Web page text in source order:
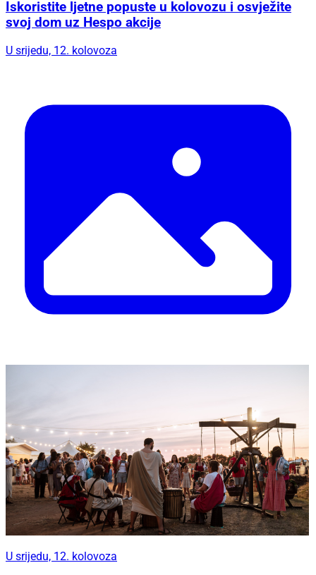
Iskoristite ljetne popuste u kolovozu i osvježite
svoj dom uz Hespo akcije
U srijedu, 12. kolovoza
U srijedu, 12. kolovoza